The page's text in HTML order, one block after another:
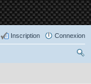
Connexion
Inscription